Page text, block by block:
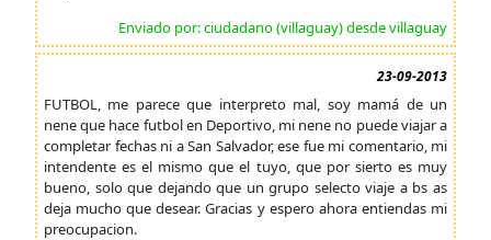
Enviado por: ciudadano (villaguay) desde villaguay
23-09-2013
FUTBOL, me parece que interpreto mal, soy mamá de un
nene que hace futbol en Deportivo, mi nene no puede viajar a
completar fechas ni a San Salvador, ese fue mi comentario, mi
intendente es el mismo que el tuyo, que por sierto es muy
bueno, solo que dejando que un grupo selecto viaje a bs as
deja mucho que desear. Gracias y espero ahora entiendas mi
preocupacion.